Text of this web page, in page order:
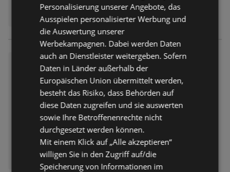
Travel Free: Aktionsangebote
Prospekt
nicht mehr gültig
25.06.2026
Personalisierung unserer Angebote, das
Ausspielen personalisierter Werbung und
die Auswertung unserer
Werbekampagnen. Dabei werden Daten
auch an Dienstleister weitergeben. Sofern
Daten in Länder außerhalb der
Europäischen Union übermittelt werden,
besteht das Risiko, dass Behörden auf
diese Daten zugreifen und sie auswerten
sowie Ihre Betroffenenrechte nicht
durchgesetzt werden können.
Mit einem Klick auf „Alle akzeptieren“
willigen Sie in den Zugriff auf/die
Speicherung von Informationen im